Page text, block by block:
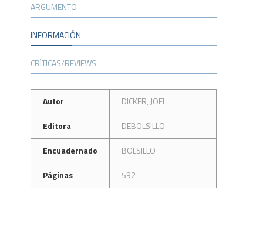
ARGUMENTO
INFORMACIÓN
CRÍTICAS/REVIEWS
Autor
DICKER, JOEL
Editora
DEBOLSILLO
Encuadernado
BOLSILLO
Páginas
592